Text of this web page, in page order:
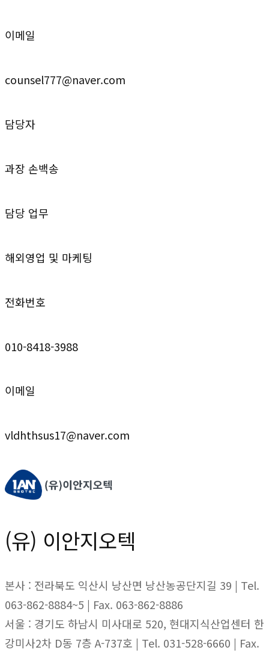
이메일
counsel777@naver.com
담당자
과장 손백송
담당 업무
해외영업 및 마케팅
전화번호
010-8418-3988
이메일
vldhthsus17@naver.com
(유) 이안지오텍
본사 : 전라북도 익산시 낭산면 낭산농공단지길 39 | Tel.
063-862-8884~5 | Fax. 063-862-8886
서울 : 경기도 하남시 미사대로 520, 현대지식산업센터 한
강미사2차 D동 7층 A-737호 | Tel. 031-528-6660 | Fax.